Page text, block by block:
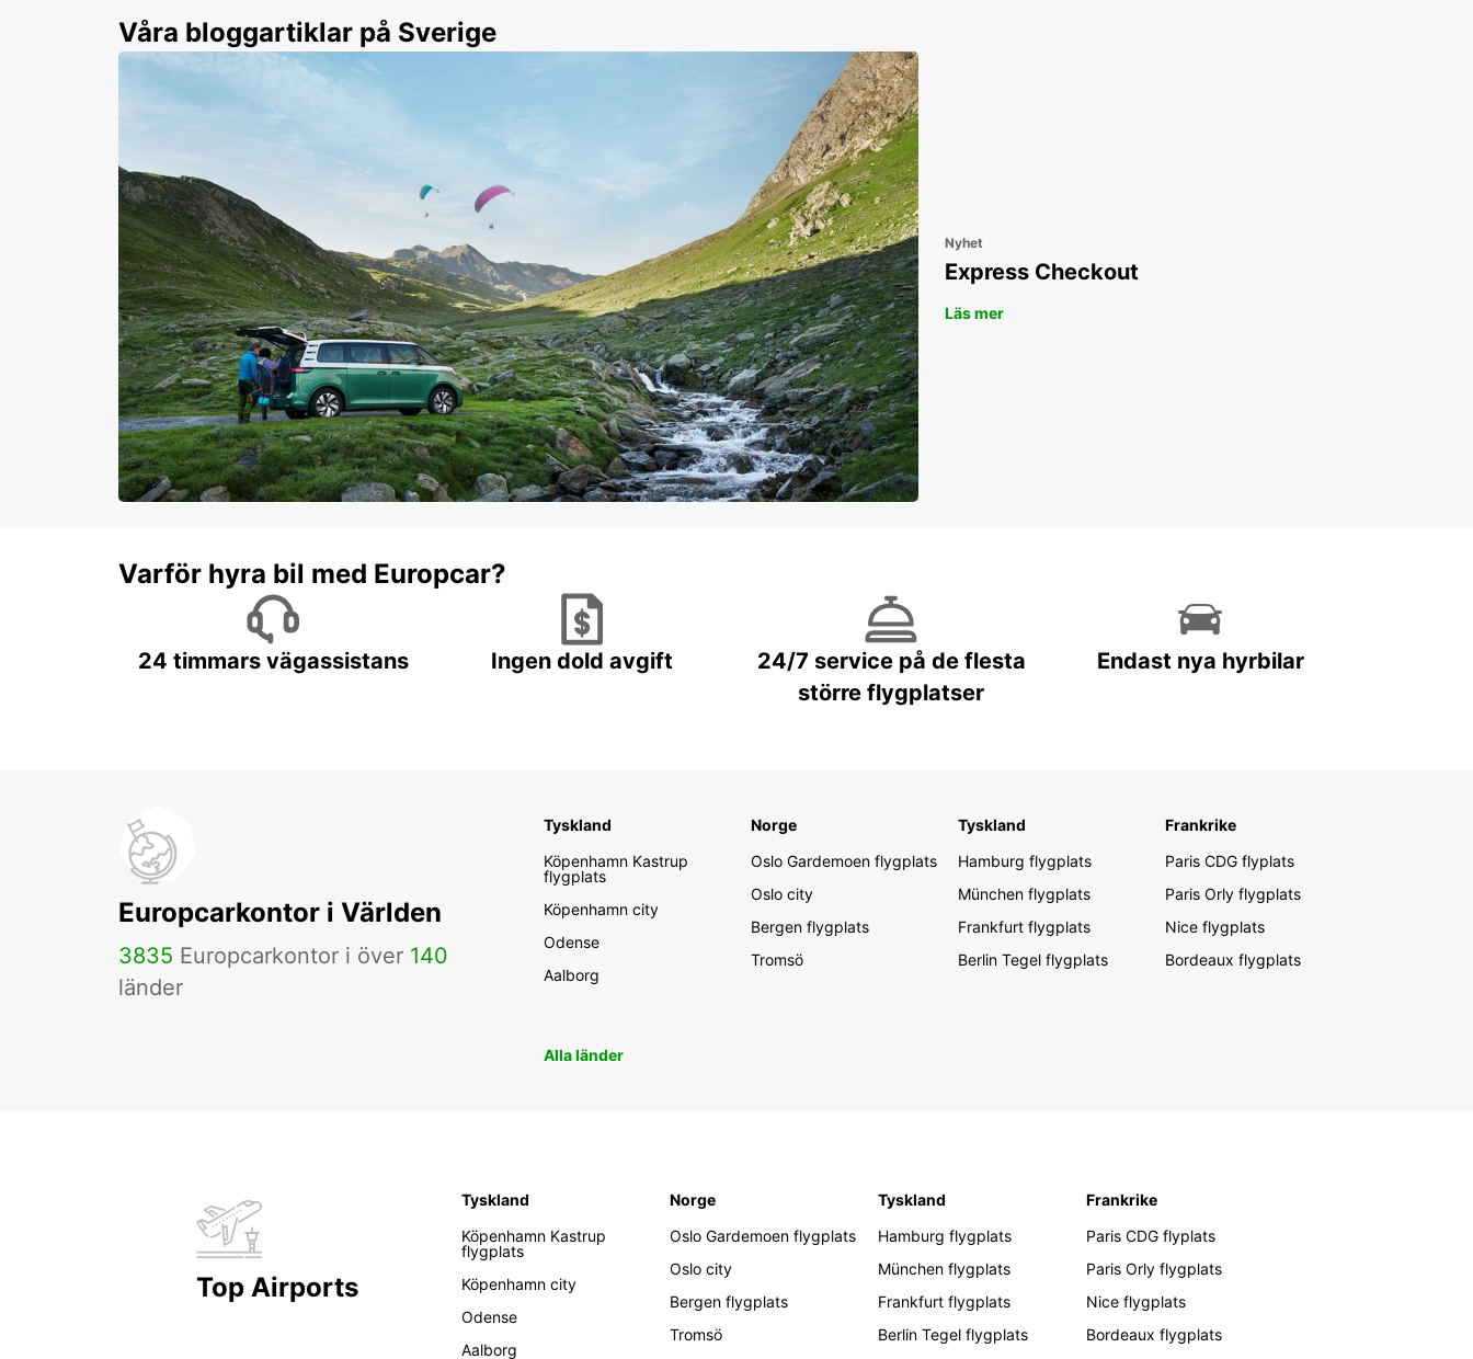
Våra bloggartiklar på Sverige
Nyhet
Express Checkout
Läs mer
Varför hyra bil med Europcar?
24 timmars vägassistans Ingen dold avgift
24/7 service på de flesta
större flygplatser
Endast nya hyrbilar
Europcarkontor i Världen
3835 Europcarkontor i över 140
länder
Tyskland
Köpenhamn Kastrup
flygplats
Köpenhamn city
Odense
Aalborg
Norge
Oslo Gardemoen flygplats
Oslo city
Bergen flygplats
Tromsö
Tyskland
Hamburg flygplats
München flygplats
Frankfurt flygplats
Berlin Tegel flygplats
Frankrike
Paris CDG flyplats
Paris Orly flygplats
Nice flygplats
Bordeaux flygplats
Alla länder
Top Airports
Tyskland
Köpenhamn Kastrup
flygplats
Köpenhamn city
Odense
Aalborg
Norge
Oslo Gardemoen flygplats
Oslo city
Bergen flygplats
Tromsö
Tyskland
Hamburg flygplats
München flygplats
Frankfurt flygplats
Berlin Tegel flygplats
Frankrike
Paris CDG flyplats
Paris Orly flygplats
Nice flygplats
Bordeaux flygplats